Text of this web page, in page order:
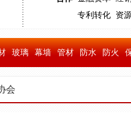
专利转化 资
玻璃 幕墙 管材 防水 防火
会